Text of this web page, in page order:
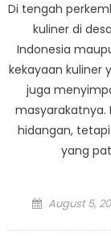
Di tengah
kuliner di
Indonesia
kekayaan kuliner
juga
masyarakatnya.
hidangan,
yang
Posted
August 5,